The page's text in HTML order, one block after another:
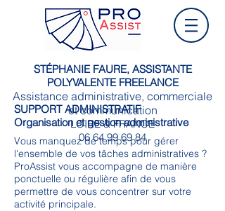
STÉPHANIE FAURE, ASSISTANTE
POLYVALENTE FREELANCE
Assistance administrative, commerciale
et communication
LOIRE & FRANCE
06 64 99 69 84
SUPPORT ADMINISTRATIF
Organisation et gestion administrative
Vous manquez de temps pour gérer
l'ensemble de vos tâches administratives ?
ProAssist vous accompagne de manière
ponctuelle ou régulière afin de vous
permettre de vous concentrer sur votre
activité principale.